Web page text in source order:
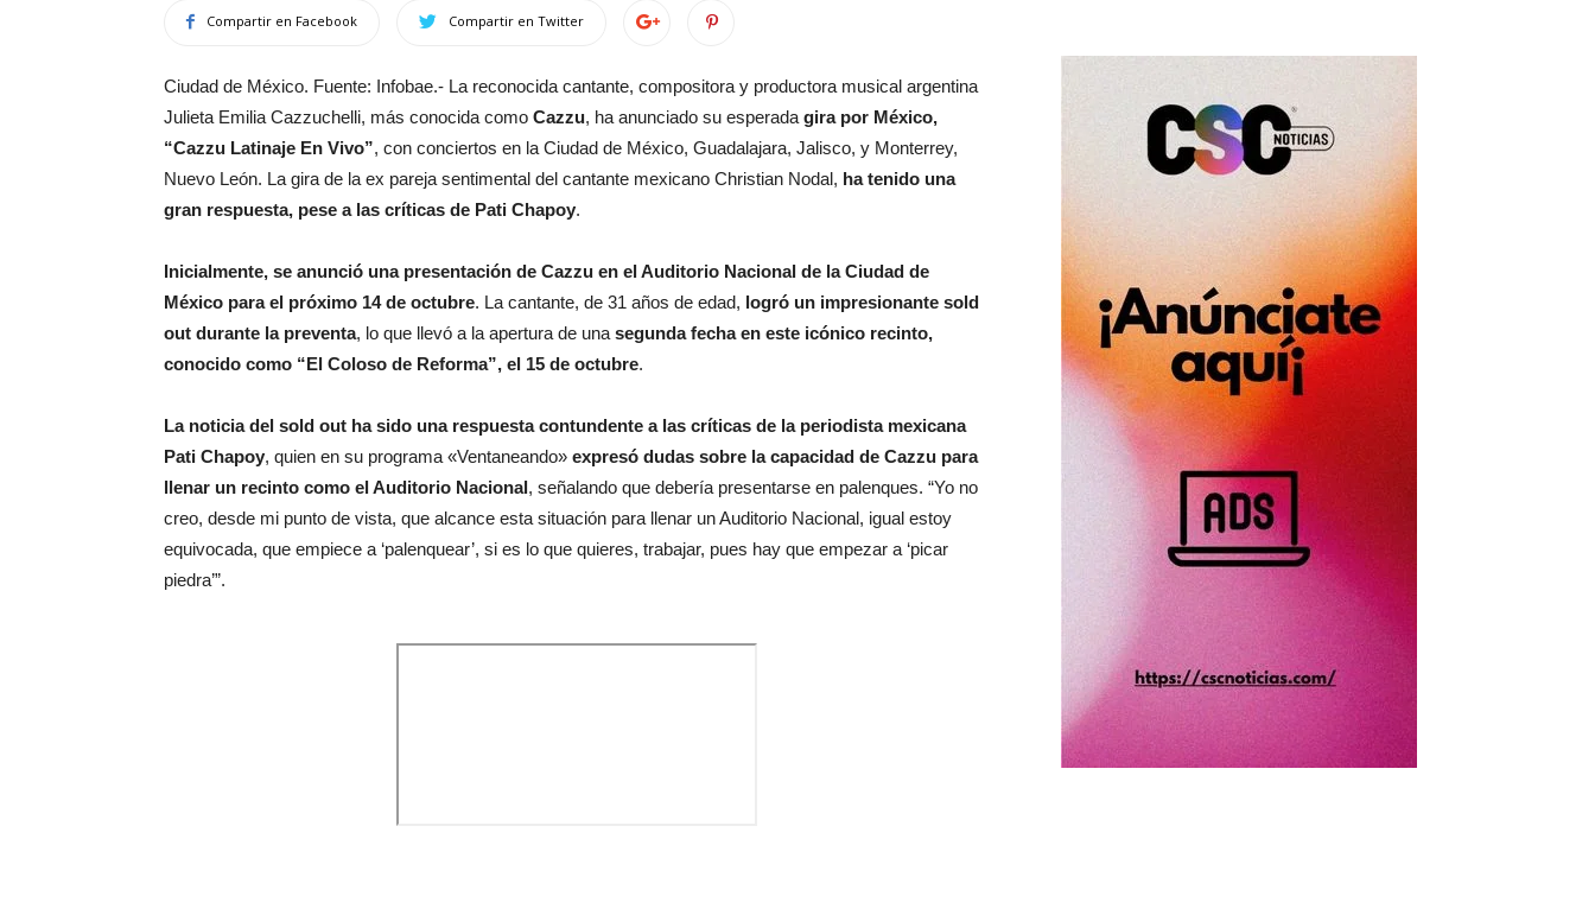
Compartir en Facebook Compartir en Twitter
Ciudad de México. Fuente: Infobae.- La reconocida cantante, compositora y productora musical argentina
Julieta Emilia Cazzuchelli, más conocida como Cazzu, ha anunciado su esperada gira por México,
“Cazzu Latinaje En Vivo”, con conciertos en la Ciudad de México, Guadalajara, Jalisco, y Monterrey,
Nuevo León. La gira de la ex pareja sentimental del cantante mexicano Christian Nodal, ha tenido una
gran respuesta, pese a las críticas de Pati Chapoy.
Inicialmente, se anunció una presentación de Cazzu en el Auditorio Nacional de la Ciudad de
México para el próximo 14 de octubre. La cantante, de 31 años de edad, logró un impresionante sold
out durante la preventa, lo que llevó a la apertura de una segunda fecha en este icónico recinto,
conocido como “El Coloso de Reforma”, el 15 de octubre.
La noticia del sold out ha sido una respuesta contundente a las críticas de la periodista mexicana
Pati Chapoy, quien en su programa «Ventaneando» expresó dudas sobre la capacidad de Cazzu para
llenar un recinto como el Auditorio Nacional, señalando que debería presentarse en palenques. “Yo no
creo, desde mi punto de vista, que alcance esta situación para llenar un Auditorio Nacional, igual estoy
equivocada, que empiece a ‘palenquear’, si es lo que quieres, trabajar, pues hay que empezar a ‘picar
piedra’”.